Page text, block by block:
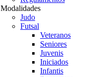
Modalidades
Judo
Futsal
Veteranos
Seniores
Juvenis
Iniciados
Infantis